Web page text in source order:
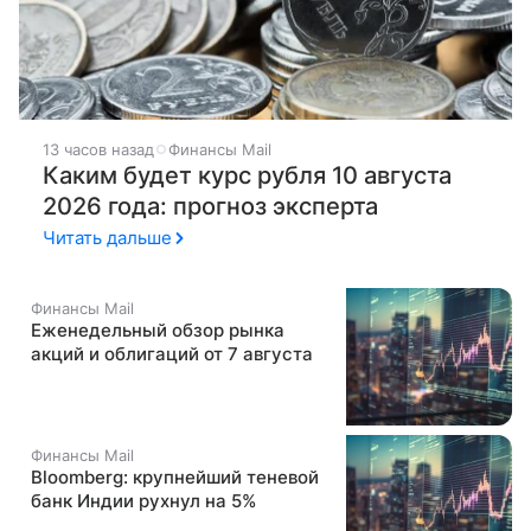
13 часов назад Финансы Mail
Каким будет курс рубля 10 августа
2026 года: прогноз эксперта
Читать дальше
Финансы Mail
Еженедельный обзор рынка
акций и облигаций от 7 августа
Финансы Mail
Bloomberg: крупнейший теневой
банк Индии рухнул на 5%